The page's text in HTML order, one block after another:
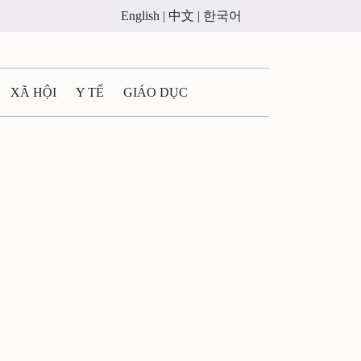
English | 中文 | 한국어
XÃ HỘI Y TẾ GIÁO DỤC
CÁO